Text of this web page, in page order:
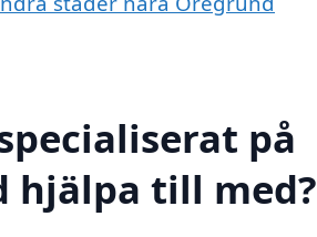
på
hjälpa till med?